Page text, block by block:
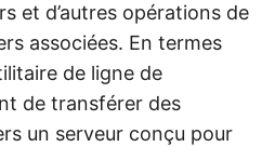
et d’autres opérations de
associées. En termes
de ligne de
de transférer des
un serveur conçu pour